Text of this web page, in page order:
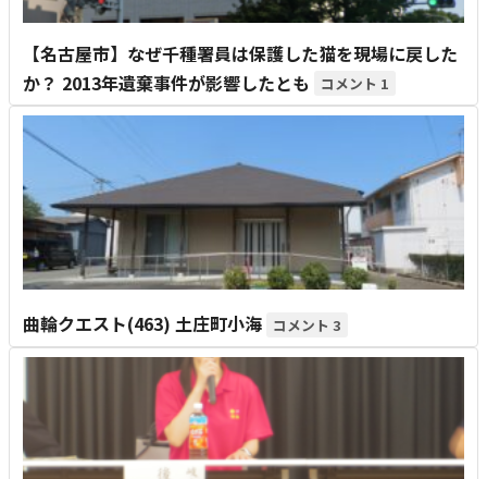
【名古屋市】なぜ千種署員は保護した猫を現場に戻した
か？ 2013年遺棄事件が影響したとも
1
曲輪クエスト(463) 土庄町小海 3